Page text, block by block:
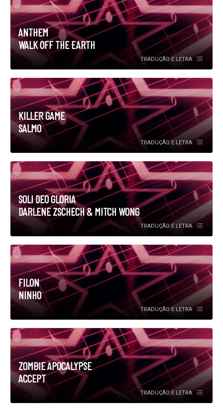
ANTHEM
WALK OFF THE EARTH
TRADUÇÃO E LETRA
KILLER GAME
SALMO
TRADUÇÃO E LETRA
SOLI DEO GLORIA
DARLENE ZSCHECH & MITCH WONG
TRADUÇÃO E LETRA
FILON
NINHO
TRADUÇÃO E LETRA
ZOMBIE APOCALYPSE
ACCEPT
TRADUÇÃO E LETRA